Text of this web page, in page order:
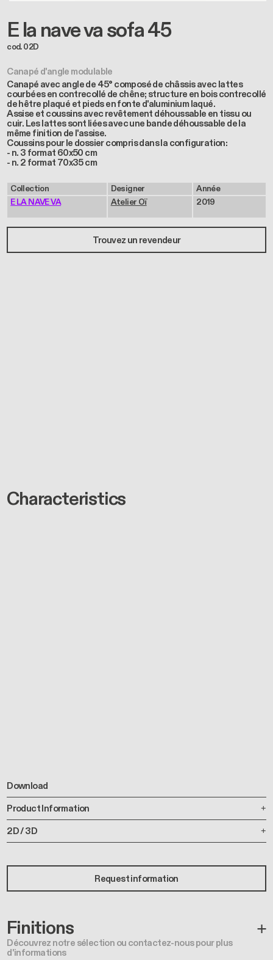
E la nave va sofa 45
cod. 02D
Canapé d'angle modulable
Canapé avec angle de 45° composé de châssis avec lattes
courbées en contrecollé de chêne; structure en bois contrecollé
de hêtre plaqué et pieds en fonte d'aluminium laqué.
Assise et coussins avec revêtement déhoussable en tissu ou
cuir. Les lattes sont liées avec une bande déhoussable de la
même finition de l'assise.
Coussins pour le dossier compris dans la configuration:
- n. 3 format 60x50 cm
- n. 2 format 70x35 cm
Collection
E LA NAVE VA
Designer
Atelier Oï
Année
2019
Trouvez un revendeur
Characteristics
Download
Product Information
2D / 3D
Request information
Finitions
Découvrez notre sélection ou contactez-nous pour plus
d'informations